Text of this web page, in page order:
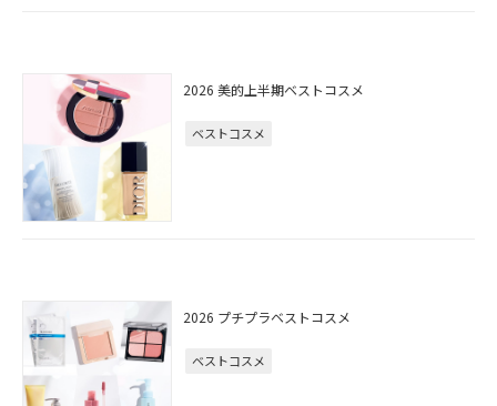
2026 美的上半期ベストコスメ
ベストコスメ
2026 プチプラベストコスメ
ベストコスメ